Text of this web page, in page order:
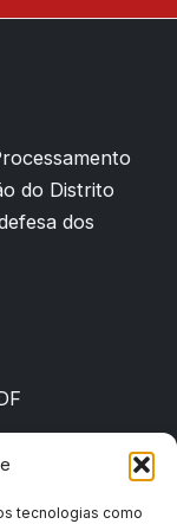
tecnologias como
do Distrito
dos